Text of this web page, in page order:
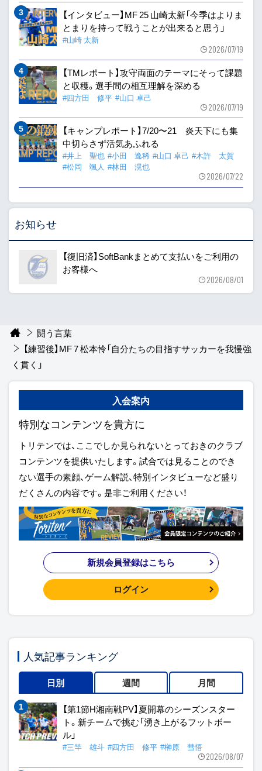
【インタビュー】MF 25 山崎太新「今季はよりま
とまりを持って戦うことが出来ると思う」
#山崎 太新
2026/07/19
【TMレポート】攻守両面のテーマにそって課題
と収穫。選手間の相互理解を深める
#四方田 修平 #山口 卓己
2026/07/19
【キャンプレポート】7/20〜21 炎天下にも集
中切らさず活気あふれる
#井上 聖也 #小田 逸稀 #山口 卓己 #木許 太賀
#松岡 颯人 #林田 滉也
2026/07/22
お知らせ
【復旧済】SoftBankまとめて支払いをご利用の
お客様へ
2026/08/01
闘う言葉
【練習後】MF 7 松本怜「自分たちの目指すサッカーを我慢強
く貫く」
入会案内
特別なコンテンツを貴方に
トリテンでは、ここでしか見られないとっておきのクラブ
コンテンツを提供いたします。試合では見ることのでき
ない選手の素顔、ゲーム解説、特別インタビューなど盛り
だくさんの内容です。是非ご利用ください！
新規会員登録はこちら
ログイン
人気記事ランキング
日別 週間 月間
【第1節H湘南戦PV】夏開幕のシーズンスター
ト。新チームで挑む「湧き上がるフットボー
ル」
#三竿 雄斗 #四方田 修平 #榊原 彗悟
2026/08/07